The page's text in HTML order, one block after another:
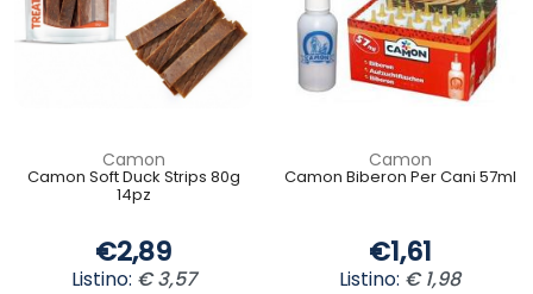
Camon
Camon Soft Duck Strips 80g
14pz
€2,89
Listino: € 3,57
Camon
Camon Biberon Per Cani 57ml
€1,61
Listino: € 1,98